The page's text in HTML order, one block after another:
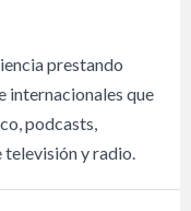
prestando
internacionales que
podcasts,
televisión y radio.